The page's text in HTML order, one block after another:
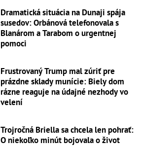
Dramatická situácia na Dunaji spája
susedov: Orbánová telefonovala s
Blanárom a Tarabom o urgentnej
pomoci
Frustrovaný Trump mal zúriť pre
prázdne sklady munície: Biely dom
rázne reaguje na údajné nezhody vo
velení
Trojročná Briella sa chcela len pohrať:
O niekoľko minút bojovala o život